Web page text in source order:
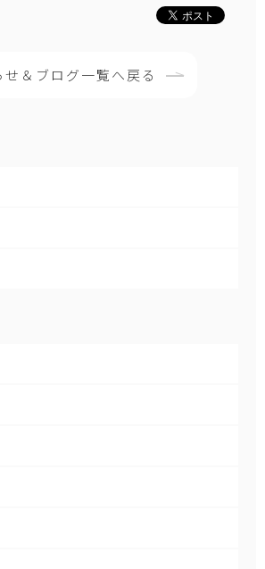
せ＆ブログ一覧へ戻る